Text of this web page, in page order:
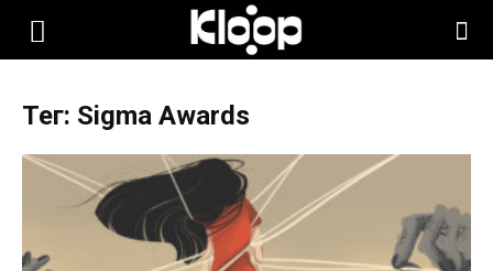
KLOOP.KG
Тег: Sigma Awards